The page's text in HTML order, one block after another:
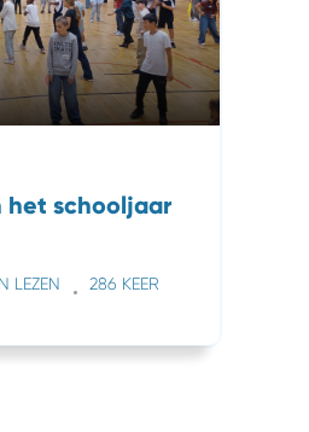
het schooljaar
LEZEN
286 KEER